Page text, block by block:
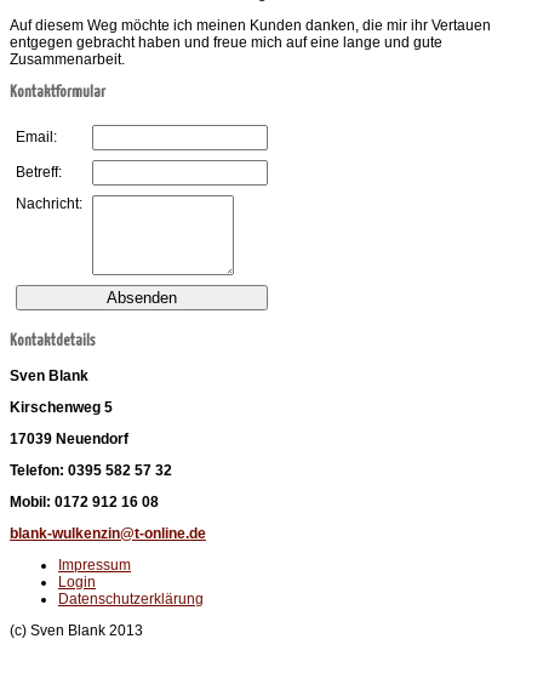
Auf diesem Weg möchte ich meinen Kunden danken, die mir ihr Vertauen
entgegen gebracht haben und freue mich auf eine lange und gute
Zusammenarbeit.
Kontaktformular
Email:
Betreff:
Nachricht:
Kontaktdetails
Sven Blank
Kirschenweg 5
17039 Neuendorf
Telefon: 0395 582 57 32
Mobil: 0172 912 16 08
blank-wulkenzin@t-online.de
Impressum
Login
Datenschutzerklärung
(c) Sven Blank 2013